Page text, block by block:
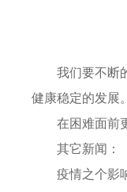
我们要不断
健康稳定的发展
在困难面前
其它新闻：
疫情之个影